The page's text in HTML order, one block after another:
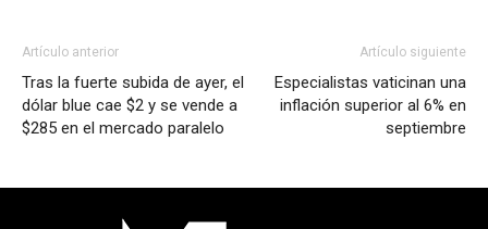
Artículo anterior
Tras la fuerte subida de ayer, el
dólar blue cae $2 y se vende a
$285 en el mercado paralelo
Artículo siguiente
Especialistas vaticinan una
inflación superior al 6% en
septiembre